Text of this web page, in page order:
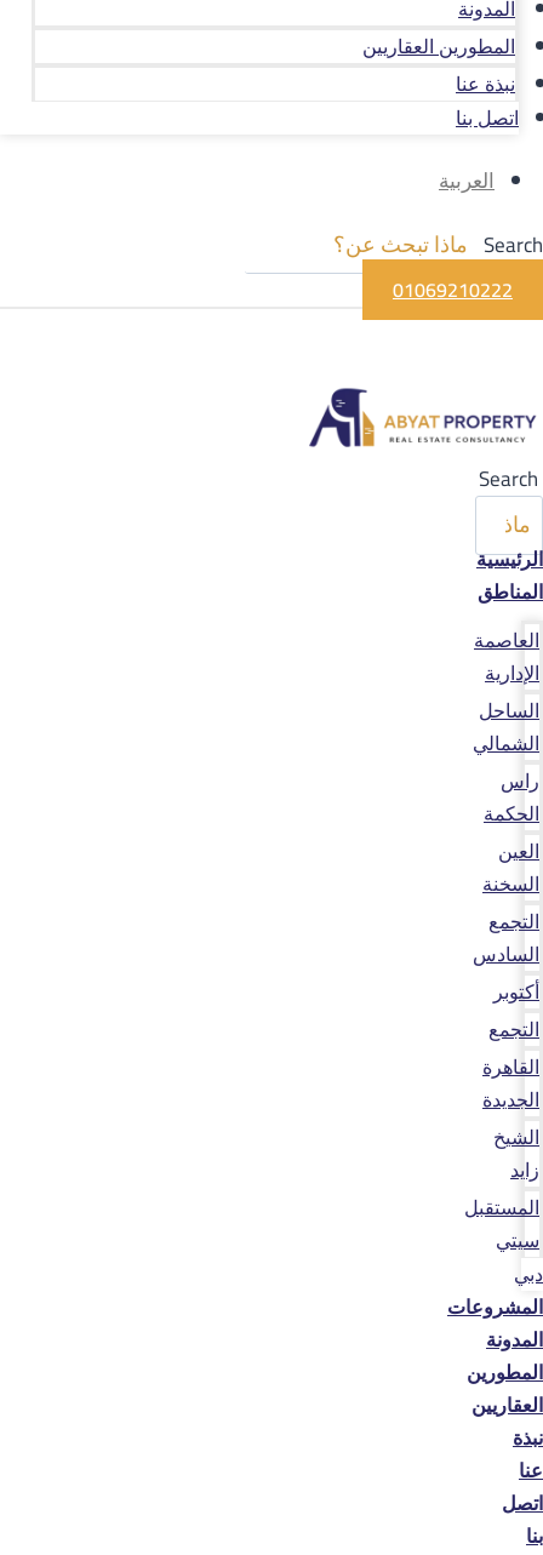
المدونة
المطورين العقاريين
نبذة عنا
اتصل بنا
العربية
Search
01069210222
Search
الرئيسية
المناطق
العاصمة
الإدارية
الساحل
الشمالي
راس
الحكمة
العين
السخنة
التجمع
السادس
أكتوبر
التجمع
القاهرة
الجديدة
الشيخ
زايد
المستقبل
سيتي
دبي
المشروعات
المدونة
المطورين
العقاريين
نبذة
عنا
اتصل
بنا